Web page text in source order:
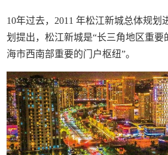
10年过去，2011 年松江新城总体规划
划提出，松江新城是“长三角地区重要
海市西南部重要的门户枢纽”。